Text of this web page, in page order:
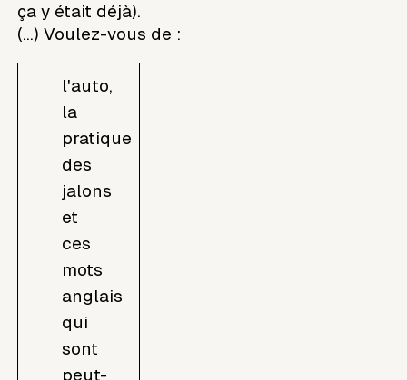
ça y était déjà).
(...) Voulez-vous de :
l'auto,
la
pratique
des
jalons
et
ces
mots
anglais
qui
sont
peut-